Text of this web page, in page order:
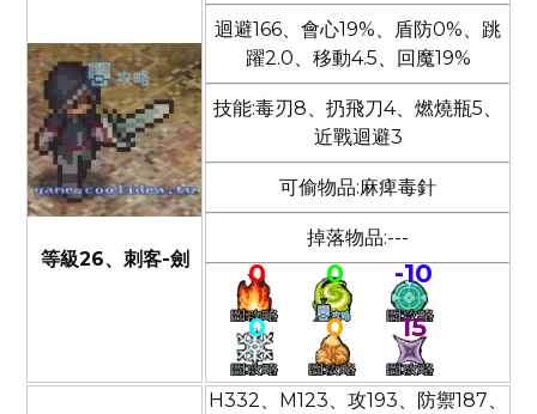
等級26、刺客-劍
迴避166、會心19%、盾防0%、跳
躍2.0、移動4.5、回魔19%
技能:毒刃8、扔飛刀4、燃燒瓶5、
近戰迴避3
可偷物品:麻痺毒針
掉落物品:---
0 0
-10
0
0 15
H332、M123、攻193、防禦187、